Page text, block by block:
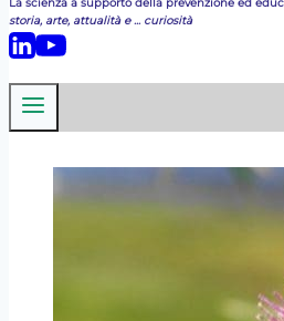
storia, arte, attualità e ... curiosità